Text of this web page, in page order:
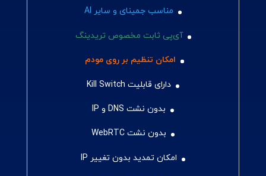
مناسب جمینای و سایر AI
آی‌پی ثابت مخصوص تریدینگ
امکان تنظیم بر روی مودم
دارای قابلیت Kill Switch
بدون نشت DNS و IP
بدون نشت WebRTC
امکان تمدید بدون تغییر IP